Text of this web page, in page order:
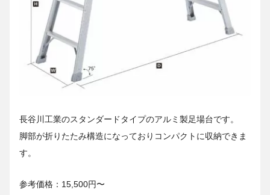
長谷川工業のスタンダードタイプのアルミ製足場台です。
脚部が折りたたみ構造になっておりコンパクトに収納できま
す。
参考価格：15,500円〜